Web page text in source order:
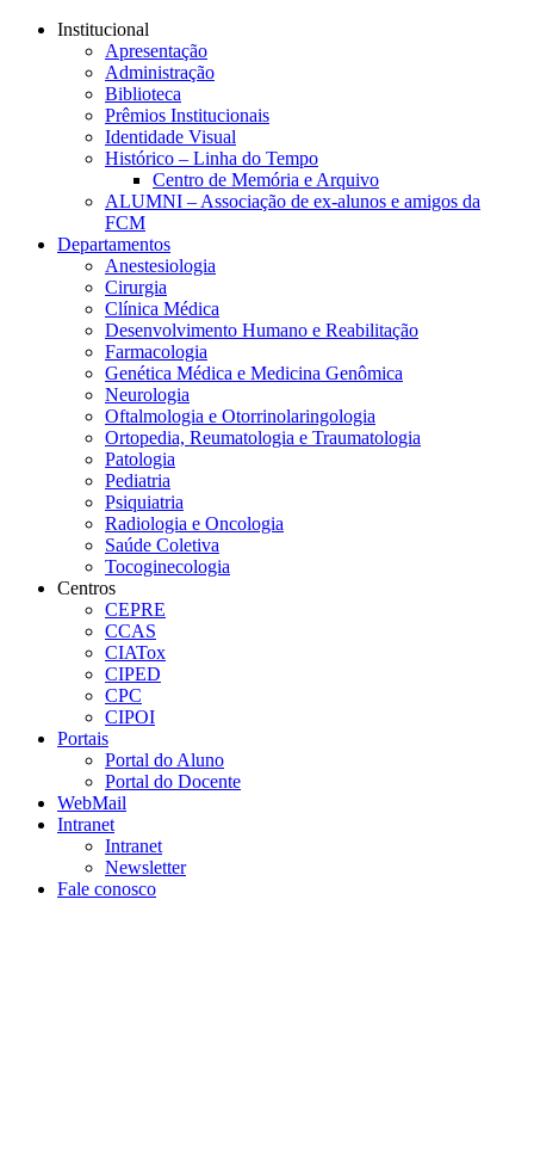
Conteúdo principal
Institucional
Apresentação
Administração
Biblioteca
Prêmios Institucionais
Identidade Visual
Histórico – Linha do Tempo
Centro de Memória e Arquivo
ALUMNI – Associação de ex-alunos e amigos da
FCM
Departamentos
Anestesiologia
Cirurgia
Clínica Médica
Desenvolvimento Humano e Reabilitação
Farmacologia
Genética Médica e Medicina Genômica
Neurologia
Oftalmologia e Otorrinolaringologia
Ortopedia, Reumatologia e Traumatologia
Patologia
Pediatria
Psiquiatria
Radiologia e Oncologia
Saúde Coletiva
Tocoginecologia
Centros
CEPRE
CCAS
CIATox
CIPED
CPC
CIPOI
Portais
Portal do Aluno
Portal do Docente
WebMail
Intranet
Intranet
Newsletter
Fale conosco